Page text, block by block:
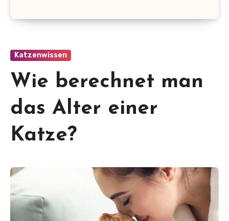
Katzenwissen
Wie berechnet man
das Alter einer
Katze?